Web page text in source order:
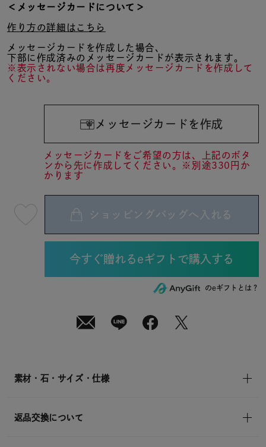
＜メッセージカードについて＞
作り方の詳細はこちら
メッセージカードを作成した場合、
下部に作成済みのメッセージカードが表示されます。
※表示されない場合は再度メッセージカードを作成して
ください。
メッセージカードを作成
メッセージカードをご希望の方は、上記のボタ
ンから先に作成してください。※別途330円か
かります
08
月
in)
ショッピングバッグへ入れる
のeギフトとは？
素材・石・サイズ・仕様
返品交換について